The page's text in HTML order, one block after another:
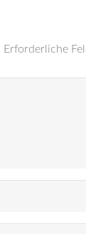
Erforderliche